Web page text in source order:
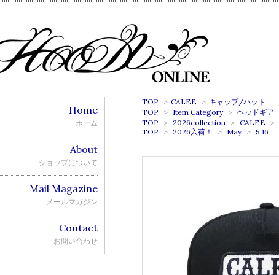
TOP > CALEE > キャップ/ハット
TOP
> Item Category > ヘッドギア
TOP
> 2026collection > CALEE >
TOP
> 2026入荷！ > May > 5.16
Home
ホーム
About
ショップについて
Mail Magazine
メールマガジン
Contact
お問い合わせ